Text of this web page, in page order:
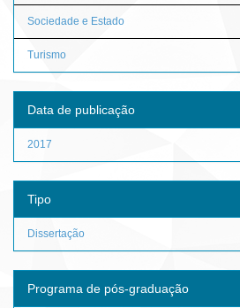
Sociedade e Estado
Turismo
Data de publicação
2017
Tipo
Dissertação
Programa de pós-graduação